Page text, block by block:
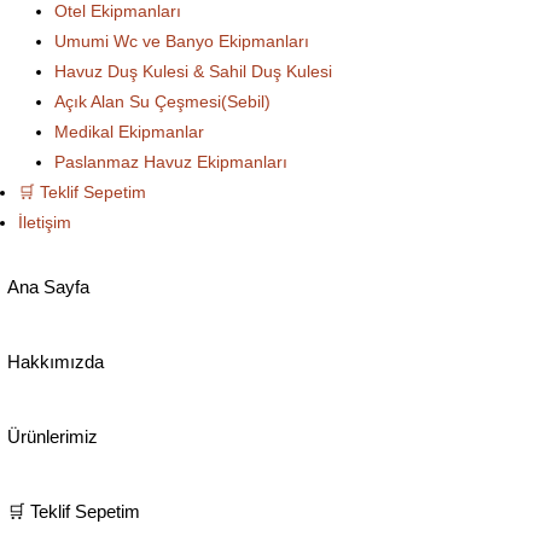
Otel Ekipmanları
Umumi Wc ve Banyo Ekipmanları
Havuz Duş Kulesi & Sahil Duş Kulesi
Açık Alan Su Çeşmesi(Sebil)
Medikal Ekipmanlar
Paslanmaz Havuz Ekipmanları
🛒 Teklif Sepetim
İletişim
Ana Sayfa
Hakkımızda
Ürünlerimiz
🛒 Teklif Sepetim